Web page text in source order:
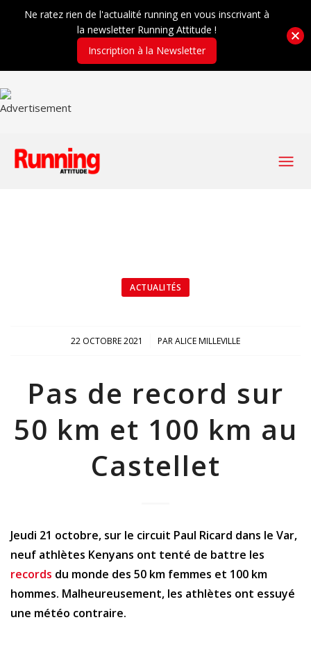
ACTUALITÉS
22 OCTOBRE 2021
/ PARALICE MILLEVILLE
Pas de record sur
50 km et 100 km au
Castellet
Jeudi 21 octobre, sur le circuit Paul Ricard dans le Var,
neuf athlètes Kenyans ont tenté de battre les
records du monde des 50 km femmes et 100 km
hommes. Malheureusement, les athlètes ont essuyé
une météo contraire.
Ne ratez rien de l'actualité running en vous inscrivant à
la newsletter Running Attitude !
Inscription à la Newsletter